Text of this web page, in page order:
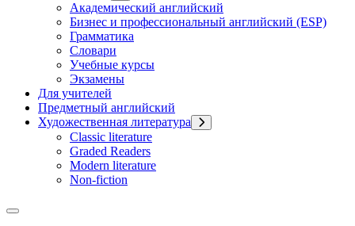
Академический английский
Бизнес и профессиональный английский (ESP)
Грамматика
Словари
Учебные курсы
Экзамены
Для учителей
Предметный английский
Художественная литература
Classic literature
Graded Readers
Modern literature
Non-fiction